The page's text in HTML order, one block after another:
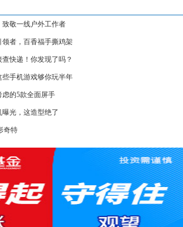
敬一线户外工作者
者，百香福手撕鸡架
快递！你发现了吗？
手机游戏够你玩半年
虑的5款全面屏手
光，这造型绝了
奇特